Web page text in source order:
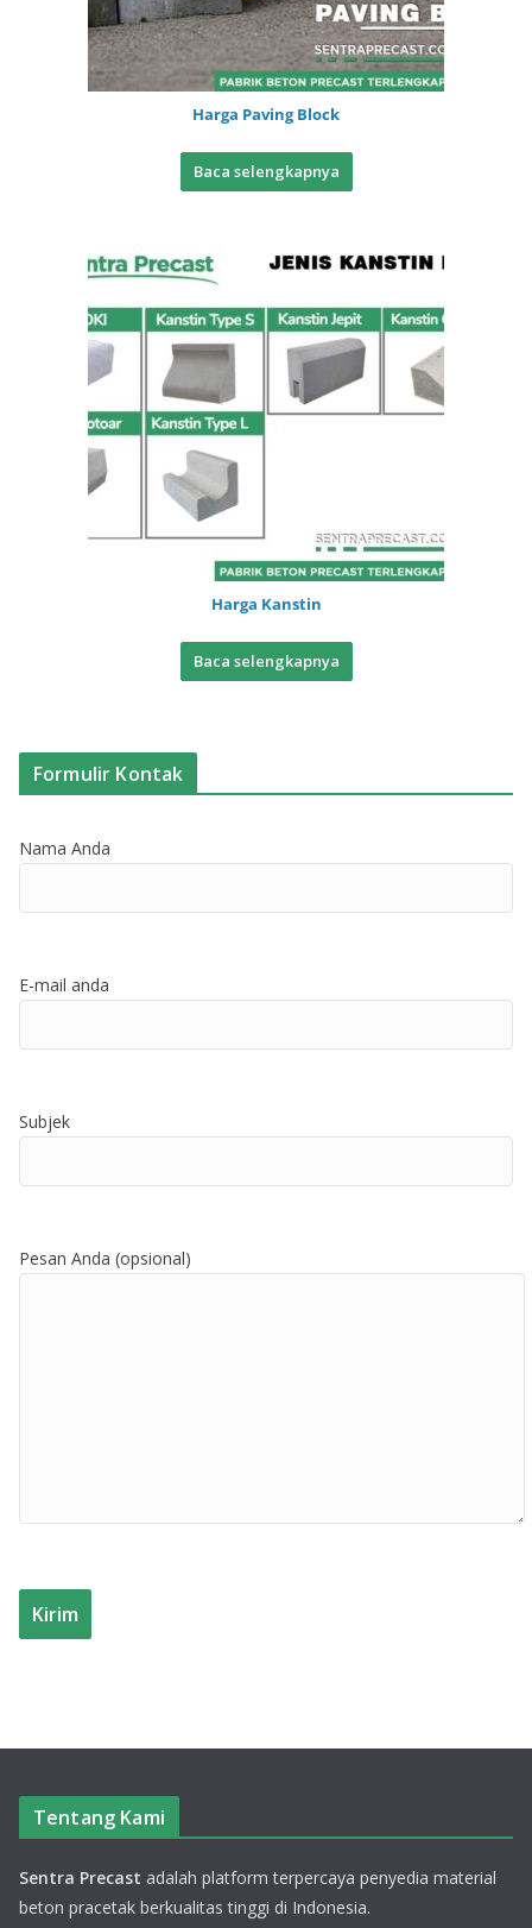
Harga Paving Block
Baca selengkapnya
Harga Kanstin
Baca selengkapnya
Formulir Kontak
Nama Anda
E-mail anda
Subjek
Pesan Anda (opsional)
Tentang Kami
Sentra Precast adalah platform terpercaya penyedia material
beton pracetak berkualitas tinggi di Indonesia.